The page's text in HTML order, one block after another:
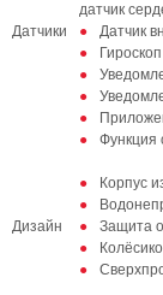
Датчики
датчик
Датчик
Гироскоп
Функция
Дизайн
Корпус
Защита